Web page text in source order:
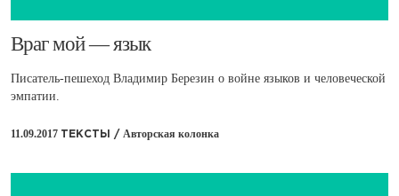
​​Враг мой — язык
Писатель-пешеход Владимир Березин о войне языков и человеческой
эмпатии.
11.09.2017 ТЕКСТЫ / Авторская колонка